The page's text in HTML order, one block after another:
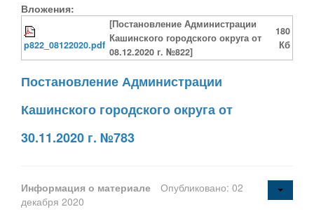
Вложения:
p822_08122020.pdf
[Постановление Администрации
Кашинского городского округа от
08.12.2020 г. №822]
180
Кб
Постановление Администрации
Кашинского городского округа от
30.11.2020 г. №783
Информация о материале
Опубликовано: 02
декабря 2020